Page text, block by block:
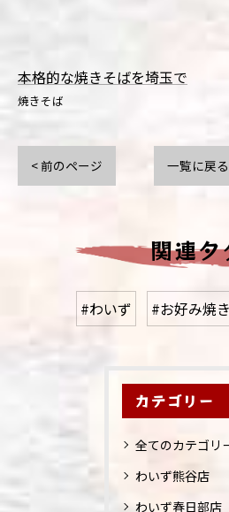
本格的な焼きそばを埼玉で
焼きそば
< 前のページ 一覧に戻る
関連タ
#わいず #お好み焼き
カテゴリー
全てのカテゴリ
わいず熊谷店
わいず春日部店